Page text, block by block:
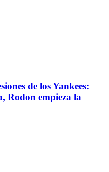
de los Yankees:
Rodon empieza la